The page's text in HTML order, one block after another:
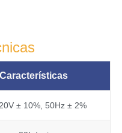
Características
± 10%, 50Hz ± 2%